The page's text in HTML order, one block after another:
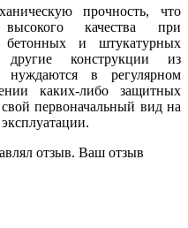
прочность, что
высокого качества при
и штукатурных
конструкции из
в регулярном
каких-либо защитных
первоначальный вид на
отзыв. Ваш отзыв